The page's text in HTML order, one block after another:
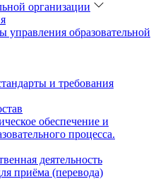
организации
управления образовательной
и требования
обеспечение и
процесса.
деятельность
приёма (перевода)